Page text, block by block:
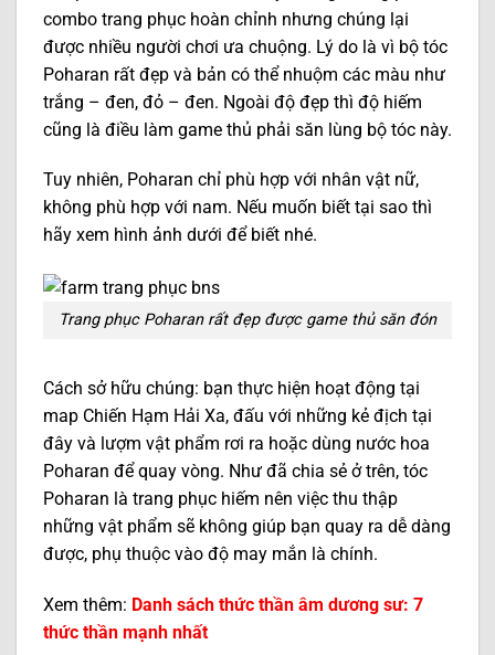
combo trang phục hoàn chỉnh nhưng chúng lại
được nhiều người chơi ưa chuộng. Lý do là vì bộ tóc
Poharan rất đẹp và bản có thể nhuộm các màu như
trắng – đen, đỏ – đen. Ngoài độ đẹp thì độ hiếm
cũng là điều làm game thủ phải săn lùng bộ tóc này.
Tuy nhiên, Poharan chỉ phù hợp với nhân vật nữ,
không phù hợp với nam. Nếu muốn biết tại sao thì
hãy xem hình ảnh dưới để biết nhé.
Trang phục Poharan rất đẹp được game thủ săn đón
Cách sở hữu chúng: bạn thực hiện hoạt động tại
map Chiến Hạm Hải Xa, đấu với những kẻ địch tại
đây và lượm vật phẩm rơi ra hoặc dùng nước hoa
Poharan để quay vòng. Như đã chia sẻ ở trên, tóc
Poharan là trang phục hiếm nên việc thu thập
những vật phẩm sẽ không giúp bạn quay ra dễ dàng
được, phụ thuộc vào độ may mắn là chính.
Xem thêm: Danh sách thức thần âm dương sư: 7
thức thần mạnh nhất